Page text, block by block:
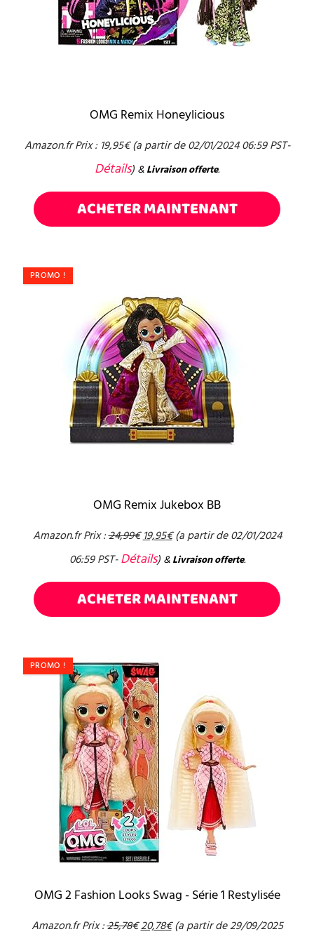
OMG Remix Honeylicious
Amazon.fr Prix : 19,95€(a partir de 02/01/2024 06:59 PST-
Détails) & Livraison offerte.
ACHETER MAINTENANT
OMG Remix Jukebox BB
PROMO !
Amazon.fr Prix :24,99€ 19,95€(a partir de 02/01/2024
06:59 PST-Détails) & Livraison offerte.
ACHETER MAINTENANT
OMG 2 Fashion Looks Swag - Série 1 Restylisée
PROMO !
Amazon.fr Prix :25,78€ 20,78€(a partir de 29/09/2025